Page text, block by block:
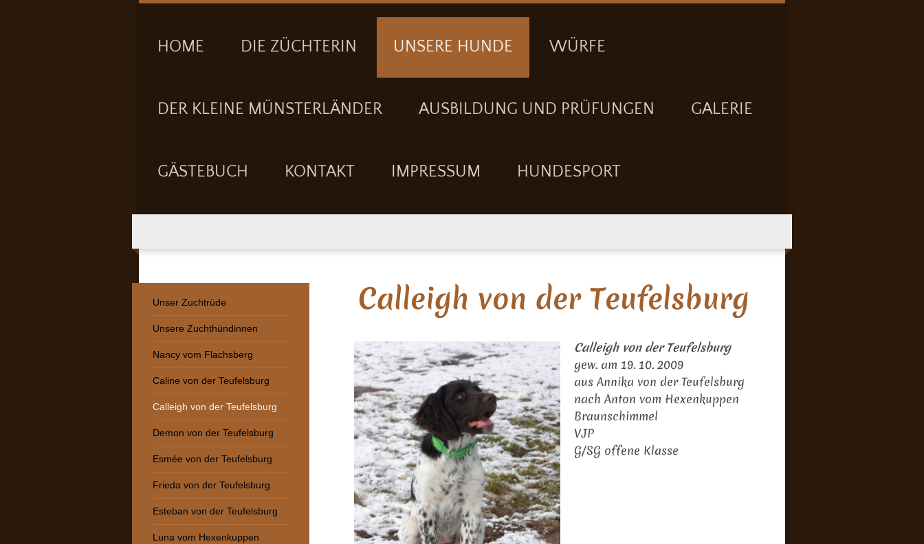
HOME DIE ZÜCHTERIN UNSERE HUNDE WÜRFE
DER KLEINE MÜNSTERLÄNDER AUSBILDUNG UND PRÜFUNGEN GALERIE
GÄSTEBUCH KONTAKT IMPRESSUM HUNDESPORT
Calleigh von der Teufelsburg
Calleigh von der Teufelsburg
gew. am 19. 10. 2009
aus Annika von der Teufelsburg
nach Anton vom Hexenkuppen
Braunschimmel
VJP
G/SG offene Klasse
Unser Zuchtrüde
Unsere Zuchthündinnen
Nancy vom Flachsberg
Caline von der Teufelsburg
Calleigh von der Teufelsburg
Demon von der Teufelsburg
Esmée von der Teufelsburg
Frieda von der Teufelsburg
Esteban von der Teufelsburg
Luna vom Hexenkuppen